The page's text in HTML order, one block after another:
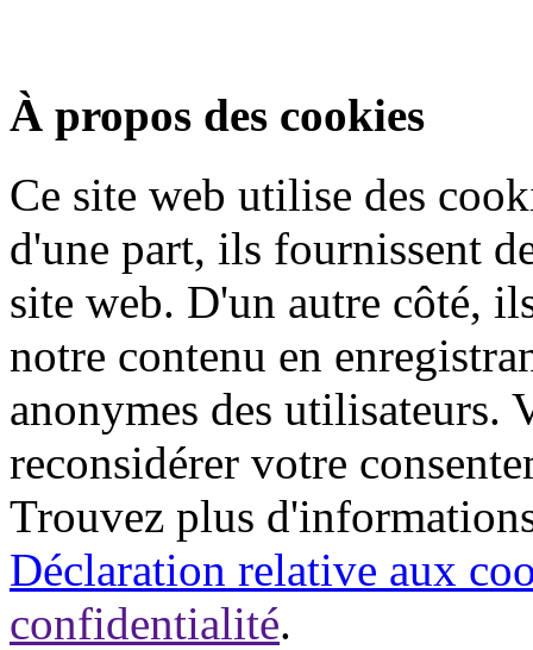
À propos des cookies
Ce site web utilise des
d'une part, ils fournissent
site web. D'un autre côté,
notre contenu en
anonymes des utilisateurs.
reconsidérer votre
Trouvez plus
Déclaration relative aux
confidentialité.